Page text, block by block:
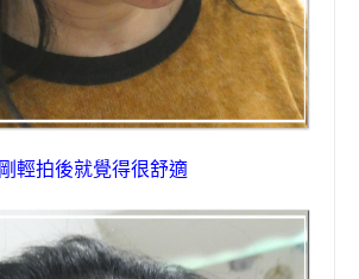
剛輕拍後就覺得很舒適